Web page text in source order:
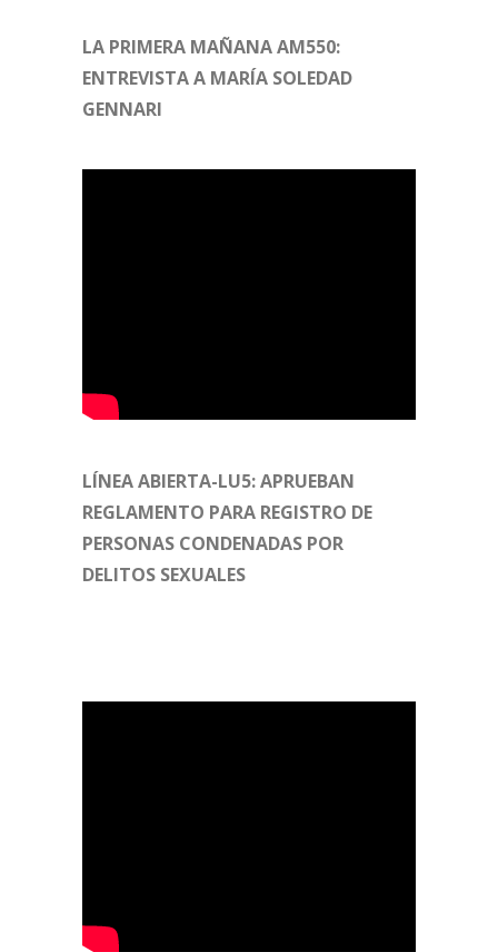
LA PRIMERA MAÑANA AM550:
ENTREVISTA A MARÍA SOLEDAD
GENNARI
LÍNEA ABIERTA-LU5: APRUEBAN
REGLAMENTO PARA REGISTRO DE
PERSONAS CONDENADAS POR
DELITOS SEXUALES